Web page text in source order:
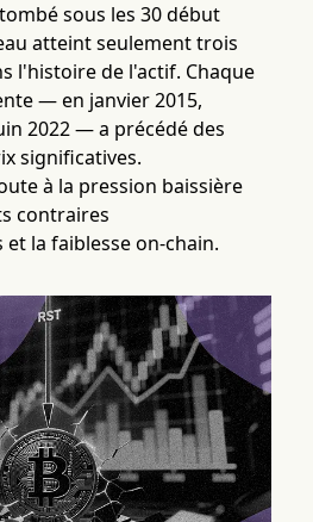
sous les 30 début
atteint seulement trois
l'histoire de l'actif. Chaque
— en janvier 2015,
2022 — a précédé des
significatives.
à la pression baissière
contraires
la faiblesse on-chain.